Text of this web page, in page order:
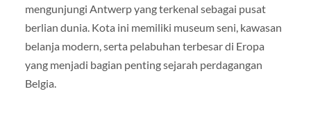
mengunjungi Antwerp yang terkenal sebagai pusat
berlian dunia. Kota ini memiliki museum seni, kawasan
belanja modern, serta pelabuhan terbesar di Eropa
yang menjadi bagian penting sejarah perdagangan
Belgia.